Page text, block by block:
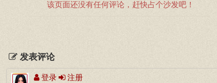
该页面还没有任何评论，赶快占个沙发吧！
发表评论
登录 注册